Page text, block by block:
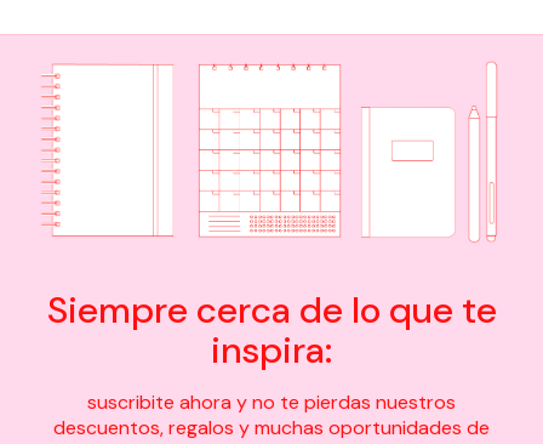
Siempre cerca de lo que te
inspira:
suscribite ahora y no te pierdas nuestros
descuentos, regalos y muchas oportunidades de